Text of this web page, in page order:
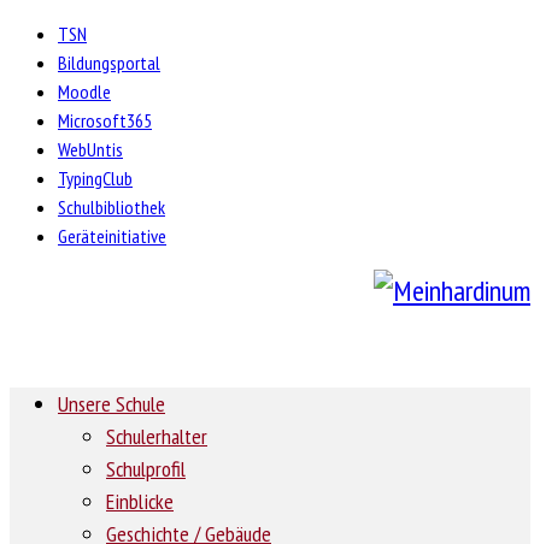
TSN
Bildungsportal
Moodle
Microsoft365
WebUntis
TypingClub
Schulbibliothek
Geräteinitiative
Unsere Schule
Schulerhalter
Schulprofil
Einblicke
Geschichte / Gebäude